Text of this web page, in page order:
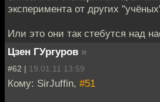
эксперимента от других
Или это они так стебутся над
Цзен ГУргуров »
#62 | 19.01.11 13:59
Кому: SirJuffin, #51